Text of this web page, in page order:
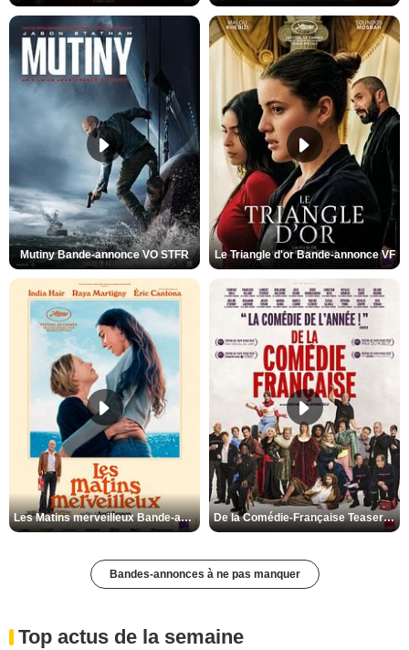
Mutiny Bande-annonce VO STFR Le Triangle d'or Bande-annonce VF
Les Matins merveilleux Bande-annonce VF De la Comédie-Française Teaser VF
Bandes-annonces à ne pas manquer
Top actus de la semaine